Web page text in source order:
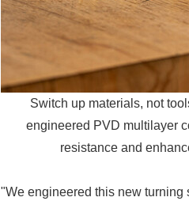
Switch up materials, not
engineered PVD multilayer
resistance and
"We engineered this new